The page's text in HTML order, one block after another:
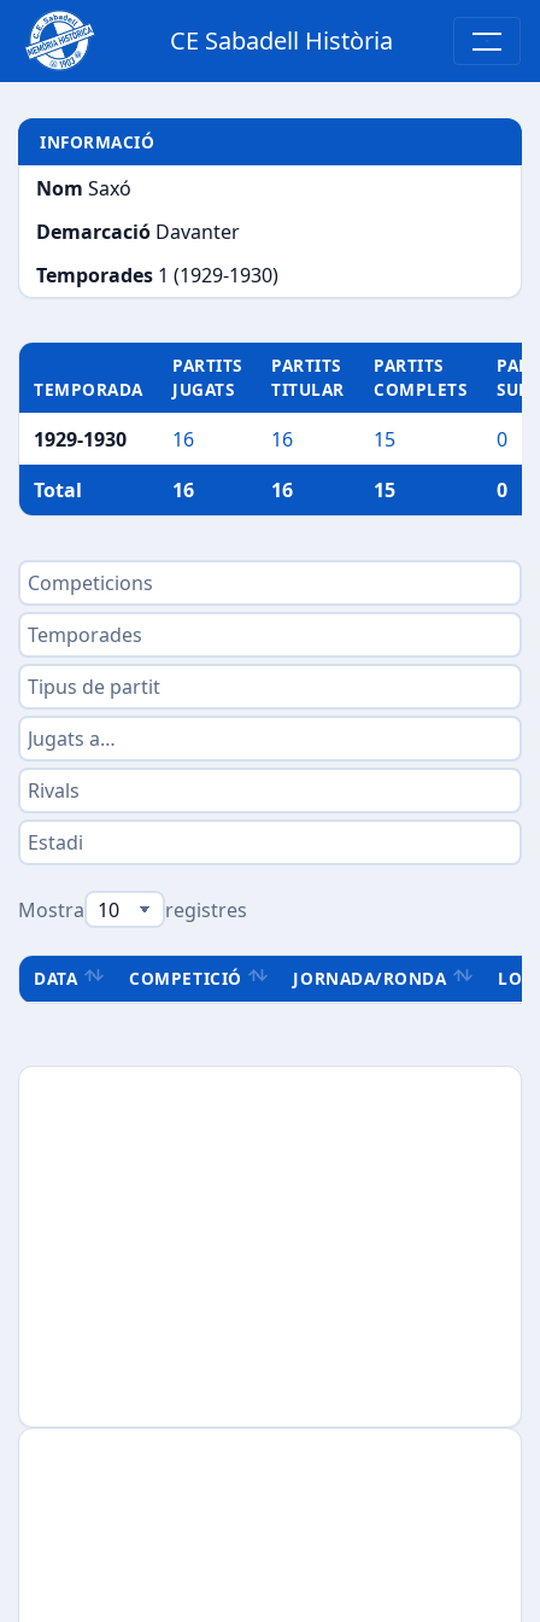
CE Sabadell Història
INFORMACIÓ
Nom Saxó
Demarcació Davanter
Temporades 1 (1929-1930)
TEMPORADA
PARTITS
JUGATS
PARTITS
TITULAR
PARTITS
COMPLETS
1929-1930 16 16 15
0
Total
16 16 15 0
Mostra registres
DATA COMPETICIÓ JORNADA/RONDA